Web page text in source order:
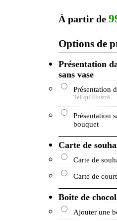
À partir de
Options de
Présentation
sans vase
Présentation
Tel qu'illustré
Présentation
bouquet
Carte de
Carte de
Carte de
Boite de
Ajouter une